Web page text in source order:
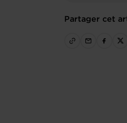
Partager cet